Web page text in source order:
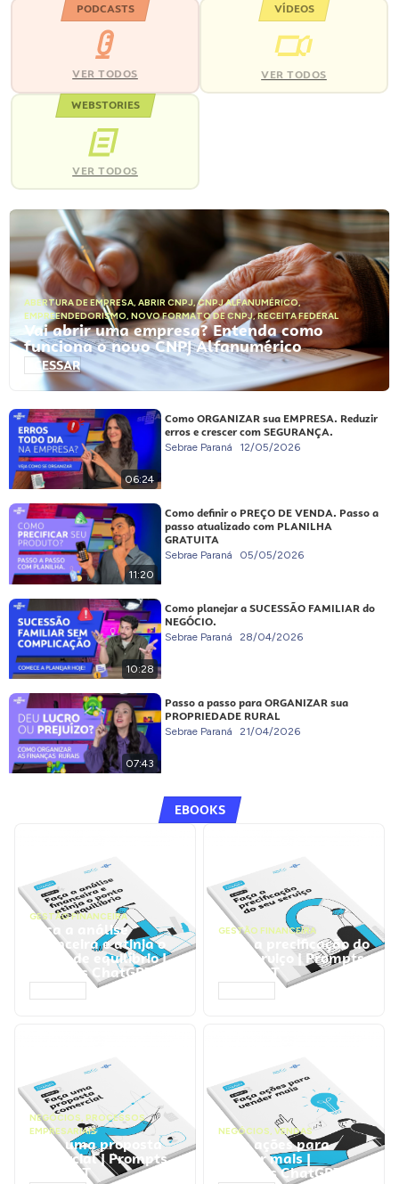
PODCASTS
VER TODOS
VÍDEOS
VER TODOS
WEBSTORIES
VER TODOS
ABERTURA DE EMPRESA, ABRIR CNPJ,CNPJ ALFANUMÉRICO,
EMPREENDEDORISMO, NOVO FORMATO DE CNPJ,RECEITA FEDERAL
Vai abrir uma empresa? Entenda como
funciona o novo CNPJ Alfanumérico
ACESSAR
06:24
Como ORGANIZAR sua EMPRESA. Reduzir
erros e crescer com SEGURANÇA.
Sebrae Paraná 12/05/2026
11:20
Como definir o PREÇO DE VENDA. Passo a
passo atualizado com PLANILHA
GRATUITA
Sebrae Paraná 05/05/2026
10:28
Como planejar a SUCESSÃO FAMILIAR do
NEGÓCIO.
Sebrae Paraná 28/04/2026
07:43
Passo a passo para ORGANIZAR sua
PROPRIEDADE RURAL
Sebrae Paraná 21/04/2026
EBOOKS
GESTÃO FINANCEIRA
Faça a análise
financeira e atinja o
ponto de equilíbrio |
Prompts ChatGPT
GESTÃO FINANCEIRA
Faça a precificação do
seu serviço | Prompts
ChatGPT
NEGÓCIOS, PROCESSOS
EMPRESARIAIS
Faça uma proposta
comercial | Prompts
ChatGPT
NEGÓCIOS, VENDAS
Faça ações para
vender mais |
Prompts ChatGPT